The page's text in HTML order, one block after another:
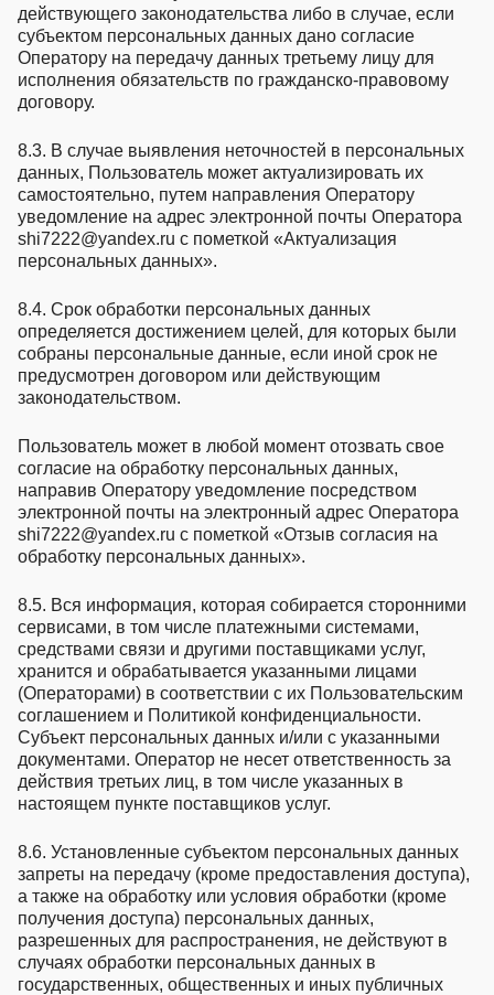
действующего законодательства либо в случае, если
субъектом персональных данных дано согласие
Оператору на передачу данных третьему лицу для
исполнения обязательств по гражданско-правовому
договору.
8.3. В случае выявления неточностей в персональных
данных, Пользователь может актуализировать их
самостоятельно, путем направления Оператору
уведомление на адрес электронной почты Оператора
shi7222@yandex.ru с пометкой «Актуализация
персональных данных».
8.4. Срок обработки персональных данных
определяется достижением целей, для которых были
собраны персональные данные, если иной срок не
предусмотрен договором или действующим
законодательством.
Пользователь может в любой момент отозвать свое
согласие на обработку персональных данных,
направив Оператору уведомление посредством
электронной почты на электронный адрес Оператора
shi7222@yandex.ru с пометкой «Отзыв согласия на
обработку персональных данных».
8.5. Вся информация, которая собирается сторонними
сервисами, в том числе платежными системами,
средствами связи и другими поставщиками услуг,
хранится и обрабатывается указанными лицами
(Операторами) в соответствии с их Пользовательским
соглашением и Политикой конфиденциальности.
Субъект персональных данных и/или с указанными
документами. Оператор не несет ответственность за
действия третьих лиц, в том числе указанных в
настоящем пункте поставщиков услуг.
8.6. Установленные субъектом персональных данных
запреты на передачу (кроме предоставления доступа),
а также на обработку или условия обработки (кроме
получения доступа) персональных данных,
разрешенных для распространения, не действуют в
случаях обработки персональных данных в
государственных, общественных и иных публичных